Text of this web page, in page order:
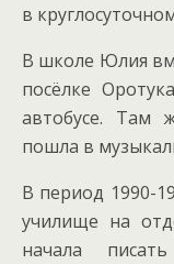
в
В школе Юлия
посёлке
автобусе. Там
пошла в
В период 1990-
училище на
начала